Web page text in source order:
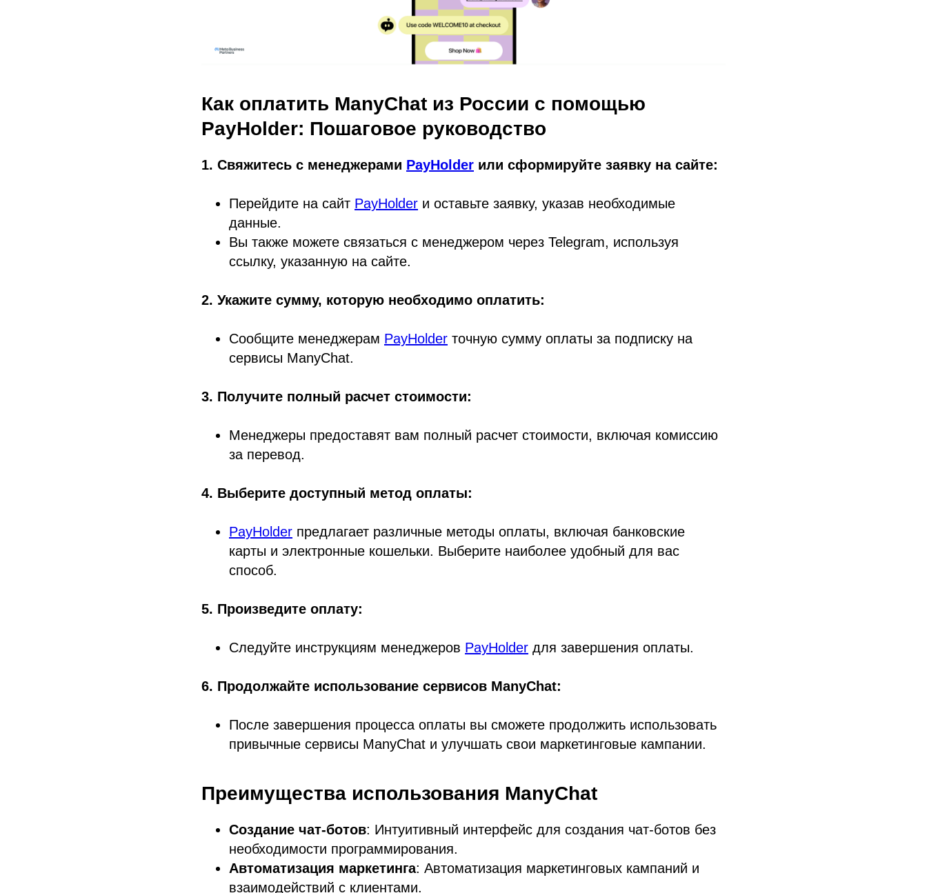
Как оплатить ManyChat из России с помощью
PayHolder: Пошаговое руководство
1. Свяжитесь с менеджерами PayHolder или сформируйте заявку на сайте:
Перейдите на сайт PayHolder и оставьте заявку, указав необходимые
данные.
Вы также можете связаться с менеджером через Telegram, используя
ссылку, указанную на сайте.
2. Укажите сумму, которую необходимо оплатить:
Сообщите менеджерам PayHolder точную сумму оплаты за подписку на
сервисы ManyChat.
3. Получите полный расчет стоимости:
Менеджеры предоставят вам полный расчет стоимости, включая комиссию
за перевод.
4. Выберите доступный метод оплаты:
PayHolder предлагает различные методы оплаты, включая банковские
карты и электронные кошельки. Выберите наиболее удобный для вас
способ.
5. Произведите оплату:
Следуйте инструкциям менеджеров PayHolder для завершения оплаты.
6. Продолжайте использование сервисов ManyChat:
После завершения процесса оплаты вы сможете продолжить использовать
привычные сервисы ManyChat и улучшать свои маркетинговые кампании.
Преимущества использования ManyChat
Создание чат-ботов: Интуитивный интерфейс для создания чат-ботов без
необходимости программирования.
Автоматизация маркетинга: Автоматизация маркетинговых кампаний и
взаимодействий с клиентами.